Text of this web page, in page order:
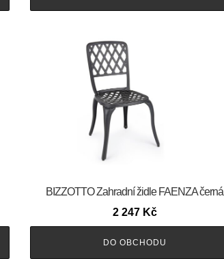
BIZZOTTO Zahradní židle FAENZA černá
2 247 Kč
DO OBCHODU